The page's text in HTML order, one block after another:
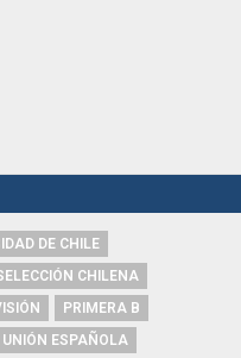
DE CHILE
CHILENA
PRIMERA B
UNIÓN ESPAÑOLA